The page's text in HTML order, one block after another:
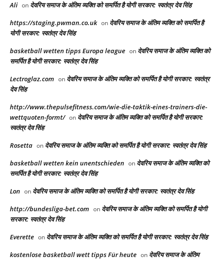
Ali on देवरिय समाज के अंतिम व्यक्ति को समर्पित है योगी सरकार: स्वतंत्र देव सिंह
https://staging.pwman.co.uk on देवरिय समाज के अंतिम व्यक्ति को समर्पित है
योगी सरकार: स्वतंत्र देव सिंह
basketball wetten tipps Europa league on देवरिय समाज के अंतिम व्यक्ति को
समर्पित है योगी सरकार: स्वतंत्र देव सिंह
Lectroglaz.com on देवरिय समाज के अंतिम व्यक्ति को समर्पित है योगी सरकार: स्वतंत्र
देव सिंह
http://www.thepulsefitness.com/wie-die-taktik-eines-trainers-die-
wettquoten-formt/ on देवरिय समाज के अंतिम व्यक्ति को समर्पित है योगी सरकार:
स्वतंत्र देव सिंह
Rosetta on देवरिय समाज के अंतिम व्यक्ति को समर्पित है योगी सरकार: स्वतंत्र देव सिंह
basketball wetten kein unentschieden on देवरिय समाज के अंतिम व्यक्ति को
समर्पित है योगी सरकार: स्वतंत्र देव सिंह
Lon on देवरिय समाज के अंतिम व्यक्ति को समर्पित है योगी सरकार: स्वतंत्र देव सिंह
http://bundesliga-bet.com on देवरिय समाज के अंतिम व्यक्ति को समर्पित है योगी
सरकार: स्वतंत्र देव सिंह
Everette on देवरिय समाज के अंतिम व्यक्ति को समर्पित है योगी सरकार: स्वतंत्र देव सिंह
kostenlose basketball wett tipps Für heute on देवरिय समाज के अंतिम